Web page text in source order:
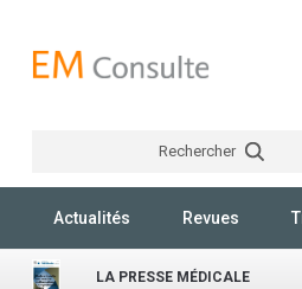
Rechercher
Actualités Revues
LA PRESSE MÉDICALE